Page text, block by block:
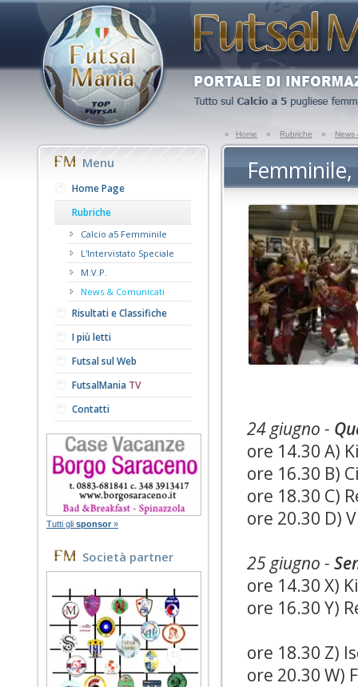
» Home » Rubriche » News
Menu
Home Page
Rubriche
Calcio a5 Femminile
L'Intervistato Speciale
M.V.P.
News & Comunicati
Risultati e Classifiche
I più letti
Futsal sul Web
FutsalMania TV
Contatti
Tutti gli sponsor »
Società partner
24 giugno -
ore 14.30 A)
ore 16.30 B)
ore 18.30 C)
ore 20.30 D)
25 giugno -
ore 14.30 X)
ore 16.30 Y)
ore 18.30 Z)
ore 20.30 W)